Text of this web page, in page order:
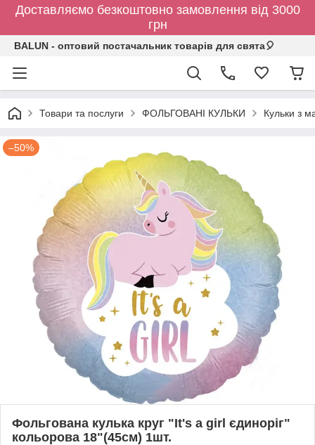
Доставляємо безкоштовно замовлення від 3000
грн
BALUN - оптовий постачальник товарів для свята🎈
Товари та послуги ФОЛЬГОВАНІ КУЛЬКИ Кульки з
–50%
Фольгована кулька круг "It's a girl єдиноріг"
кольорова 18"(45см) 1шт.